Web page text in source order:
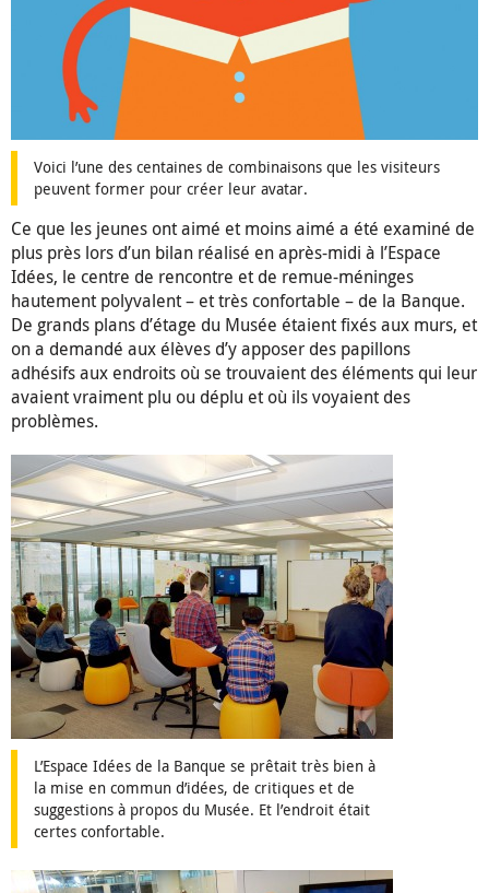
Voici l’une des centaines de combinaisons que les visiteurs
peuvent former pour créer leur avatar.
Ce que les jeunes ont aimé et moins aimé a été examiné de
plus près lors d’un bilan réalisé en après-midi à l’Espace
Idées, le centre de rencontre et de remue-méninges
hautement polyvalent – et très confortable – de la Banque.
De grands plans d’étage du Musée étaient fixés aux murs, et
on a demandé aux élèves d’y apposer des papillons
adhésifs aux endroits où se trouvaient des éléments qui leur
avaient vraiment plu ou déplu et où ils voyaient des
problèmes.
L’Espace Idées de la Banque se prêtait très bien à
la mise en commun d’idées, de critiques et de
suggestions à propos du Musée. Et l’endroit était
certes confortable.